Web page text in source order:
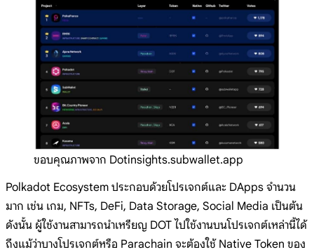
ขอบคุณภาพจาก Dotinsights.subwallet.app
Polkadot Ecosystem ประกอบด้วยโปรเจกต์และ DApps จำนวน
มาก เช่น เกม, NFTs, DeFi, Data Storage, Social Media เป็นต้น
ดังนั้น ผู้ใช้งานสามารถนำเหรียญ DOT ไปใช้งานบนโปรเจกต์เหล่านี้ได้
ถึงแม้ว่าบางโปรเจกต์หรือ Parachain จะต้องใช้ Native Token ของ